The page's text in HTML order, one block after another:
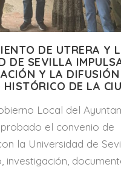
DE UTRERA Y
DE SEVILLA
Y LA DIFUSIÓN
HISTÓRICO DE LA
Local del
el convenio de
la Universidad de
investigación,